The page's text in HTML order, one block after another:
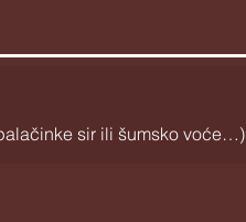
sir ili šumsko voće…)